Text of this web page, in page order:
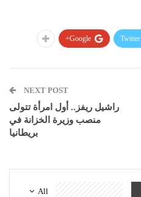
Twitter
Google+
NEXT POST
راشيل ريفز.. أول امرأة تتولى
منصب وزيرة الخزانة في
بريطانيا
All